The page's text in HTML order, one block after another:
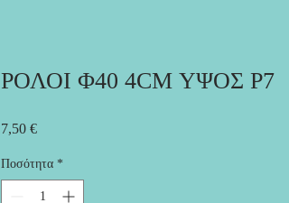
ΡΟΛΟΙ Φ40 4CM ΥΨΟΣ Ρ7
7,50 €Τιμή
Ποσότητα *